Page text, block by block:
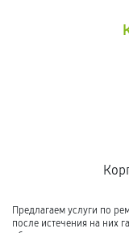
Предлагаем услуги по
после истечения на них